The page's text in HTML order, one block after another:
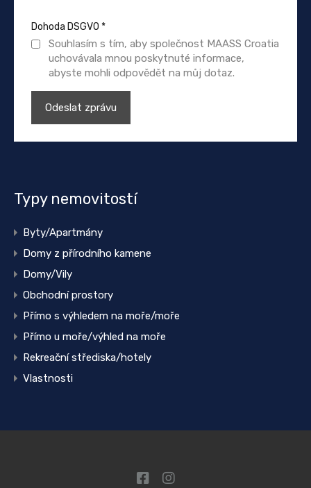
Dohoda DSGVO *
Souhlasím s tím, aby společnost MAASS Croatia
uchovávala mnou poskytnuté informace,
abyste mohli odpovědět na můj dotaz.
Typy nemovitostí
Byty/Apartmány
Domy z přírodního kamene
Domy/Vily
Obchodní prostory
Přímo s výhledem na moře/moře
Přímo u moře/výhled na moře
Rekreační střediska/hotely
Vlastnosti